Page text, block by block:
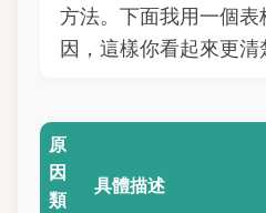
方法。下面我用一個
因，這樣你看起來更清
原
因
類
具體描述